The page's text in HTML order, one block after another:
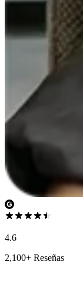
4.6
2,100+ Reseñas